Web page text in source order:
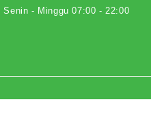
Senin - Minggu 07:00 - 22:00